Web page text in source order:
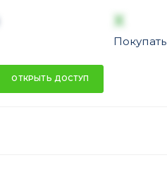
X
Покупать
ОТКРЫТЬ ДОСТУП